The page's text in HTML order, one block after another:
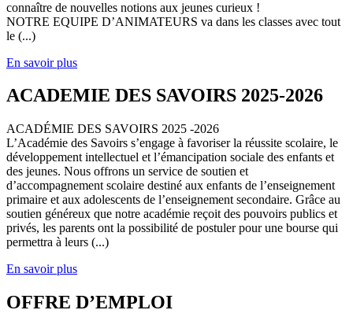
connaître de nouvelles notions aux jeunes curieux !
NOTRE EQUIPE D’ANIMATEURS va dans les classes avec tout
le (...)
En savoir plus
ACADEMIE DES SAVOIRS 2025-2026
ACADÉMIE DES SAVOIRS 2025 -2026
L’Académie des Savoirs s’engage à favoriser la réussite scolaire, le
développement intellectuel et l’émancipation sociale des enfants et
des jeunes. Nous offrons un service de soutien et
d’accompagnement scolaire destiné aux enfants de l’enseignement
primaire et aux adolescents de l’enseignement secondaire. Grâce au
soutien généreux que notre académie reçoit des pouvoirs publics et
privés, les parents ont la possibilité de postuler pour une bourse qui
permettra à leurs (...)
En savoir plus
OFFRE D’EMPLOI